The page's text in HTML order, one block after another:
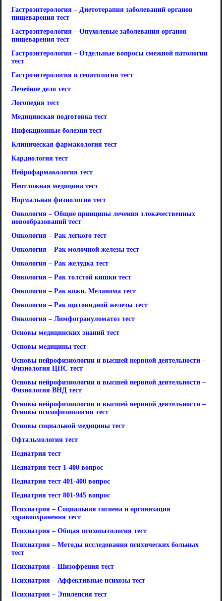
Гастроэнтерология – Диетотерапия заболеваний органов
пищеварения тест
Гастроэнтерология – Опухолевые заболевания органов
пищеварения тест
Гастроэнтерология – Отдельные вопросы смежной патологии
тест
Гастроэнтерология и гепатология тест
Лечебное дело тест
Логопедия тест
Медицинская подготовка тест
Инфекционные болезни тест
Клиническая фармакология тест
Кардиология тест
Нейрофармакология тест
Неотложная медицина тест
Нормальная физиология тест
Онкология – Общие принципы лечения злокачественных
новообразований тест
Онкология – Рак легкого тест
Онкология – Рак молочной железы тест
Онкология – Рак желудка тест
Онкология – Рак толстой кишки тест
Онкология – Рак кожи. Меланома тест
Онкология – Рак щитовидной железы тест
Онкология – Лимфогрануломатоз тест
Основы медицинских знаний тест
Основы медицины тест
Основы нейрофизиологии и высшей нервной деятельности –
Физиология ЦНС тест
Основы нейрофизиологии и высшей нервной деятельности –
Физиология ВНД тест
Основы нейрофизиологии и высшей нервной деятельности –
Основы психофизиологии тест
Основы социальной медицины тест
Офтальмология тест
Педиатрия тест
Педиатрия тест 1-400 вопрос
Педиатрия тест 401-400 вопрос
Педиатрия тест 801-945 вопрос
Психиатрия – Социальная гигиена и организация
здравоохранения тест
Психиатрия – Общая психопатология тест
Психиатрия – Методы исследования психических больных
тест
Психиатрия – Шизофрения тест
Психиатрия – Аффективные психозы тест
Психиатрия – Эпилепсия тест